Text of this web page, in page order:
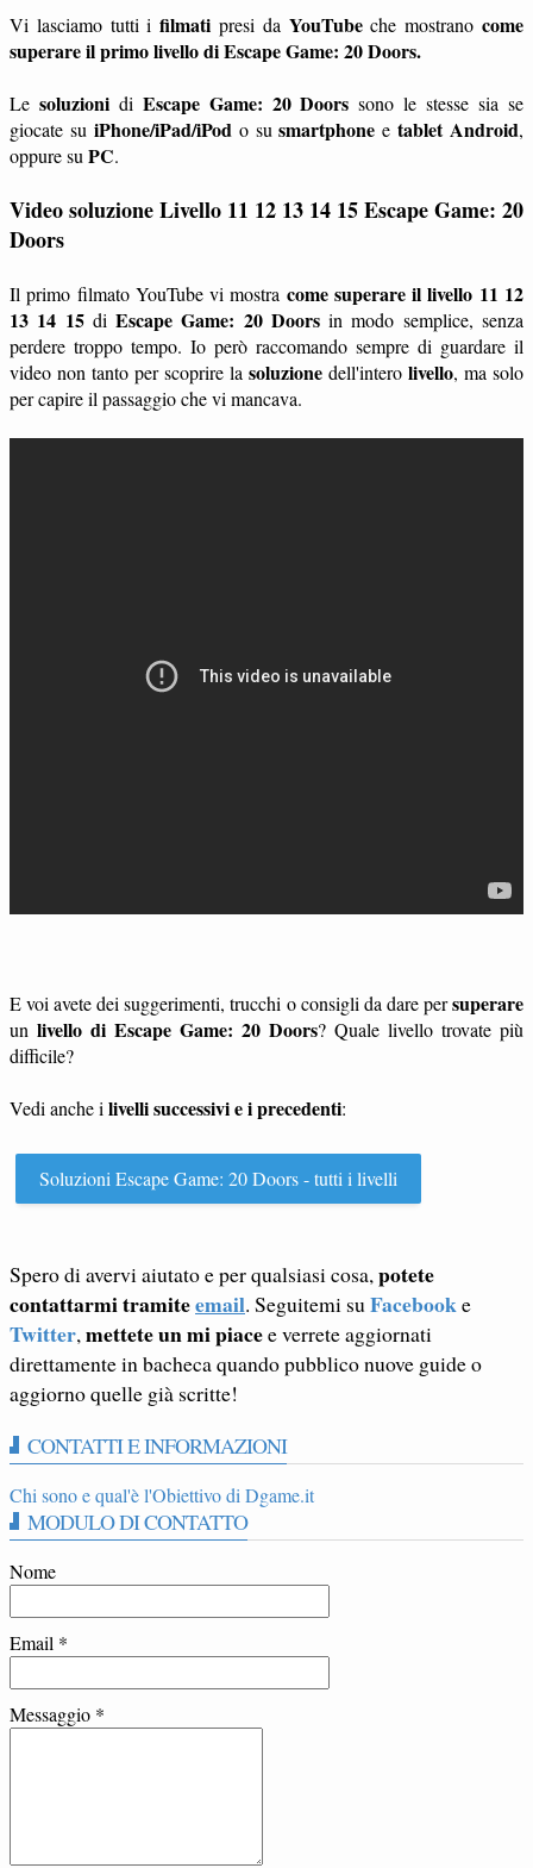
Vi lasciamo tutti ifilmati presi da YouTubeche mostranocome
superare il primo livello di Escape Game: 20 Doors.
Le soluzionidi Escape Game: 20 Doors sono le stesse sia se
giocate su iPhone/iPad/iPod o susmartphone etablet Android,
oppure su PC.
Video soluzione Livello 11 12 13 14 15Escape Game: 20
Doors
Il primo filmato YouTube vi mostra come superare il livello 11 12
13 14 15diEscape Game: 20 Doorsin modo semplice, senza
perdere troppo tempo. Io però raccomando sempre di guardare il
video non tanto per scoprire la soluzione dell'intero livello, ma solo
per capire il passaggio che vi mancava.
E voi avete dei suggerimenti, trucchi o consigli da dare persuperare
un livello di Escape Game: 20 Doors? Quale livello trovate più
difficile?
Vedi anche i livelli successivi e i precedenti:
Soluzioni Escape Game: 20 Doors - tutti i livelli
Spero di avervi aiutato e per qualsiasi cosa,potete
contattarmi tramiteemail. Seguitemi suFacebooke
Twitter,mettete un mi piacee verrete aggiornati
direttamente in bacheca quando pubblico nuove guide o
aggiorno quelle già scritte!
CONTATTI E INFORMAZIONI
Chi sono e qual'è l'Obiettivo di Dgame.it
MODULO DI CONTATTO
Nome
Email *
Messaggio *